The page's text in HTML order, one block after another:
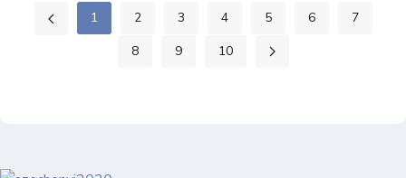
1 2 3 4 5 6
7
8
9 10